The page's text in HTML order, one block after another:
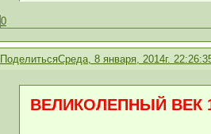
0
ПоделитьсяСреда, 8 января, 2014г.
ВЕЛИКОЛЕПНЫЙ ВЕК